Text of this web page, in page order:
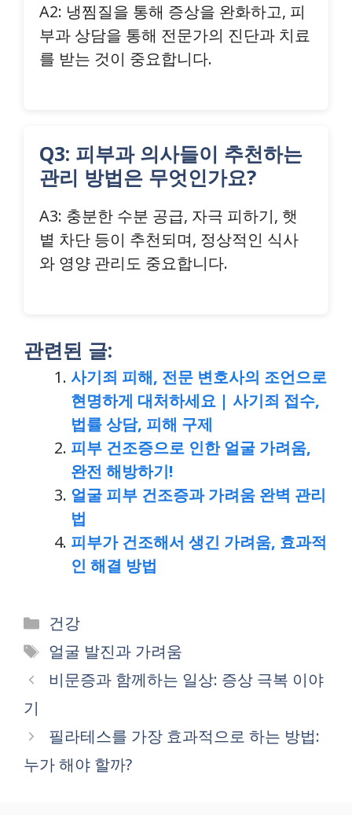
A2: 냉찜질을 통해 증상을 완화하고, 피
부과 상담을 통해 전문가의 진단과 치료
를 받는 것이 중요합니다.
Q3: 피부과 의사들이 추천하는
관리 방법은 무엇인가요?
A3: 충분한 수분 공급, 자극 피하기, 햇
볕 차단 등이 추천되며, 정상적인 식사
와 영양 관리도 중요합니다.
관련된 글:
사기죄 피해, 전문 변호사의 조언으로
현명하게 대처하세요 | 사기죄 접수,
법률 상담, 피해 구제
피부 건조증으로 인한 얼굴 가려움,
완전 해방하기!
얼굴 피부 건조증과 가려움 완벽 관리
법
피부가 건조해서 생긴 가려움, 효과적
인 해결 방법
Categories
건강
Tags
얼굴 발진과 가려움
비문증과 함께하는 일상: 증상 극복 이야
기
필라테스를 가장 효과적으로 하는 방법:
누가 해야 할까?